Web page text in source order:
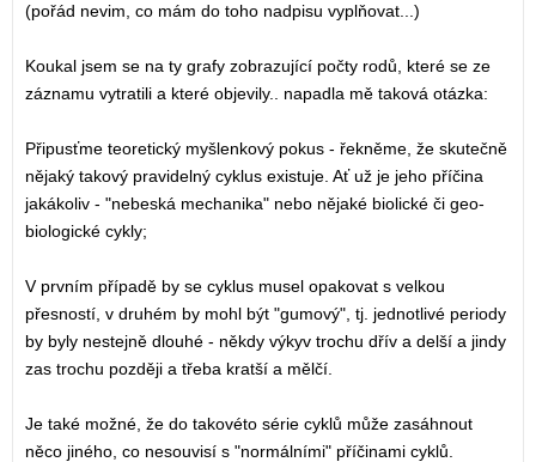
(pořád nevim, co mám do toho nadpisu vyplňovat...)
Koukal jsem se na ty grafy zobrazující počty rodů, které se ze
záznamu vytratili a které objevily.. napadla mě taková otázka:
Připusťme teoretický myšlenkový pokus - řekněme, že skutečně
nějaký takový pravidelný cyklus existuje. Ať už je jeho příčina
jakákoliv - "nebeská mechanika" nebo nějaké biolické či geo-
biologické cykly;
V prvním případě by se cyklus musel opakovat s velkou
přesností, v druhém by mohl být "gumový", tj. jednotlivé periody
by byly nestejně dlouhé - někdy výkyv trochu dřív a delší a jindy
zas trochu později a třeba kratší a mělčí.
Je také možné, že do takovéto série cyklů může zasáhnout
něco jiného, co nesouvisí s "normálními" příčinami cyklů.